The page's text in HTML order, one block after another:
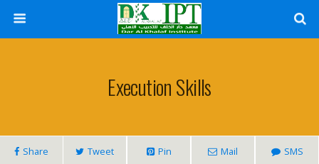
Execution Skills
Share Tweet Pin Mail SMS